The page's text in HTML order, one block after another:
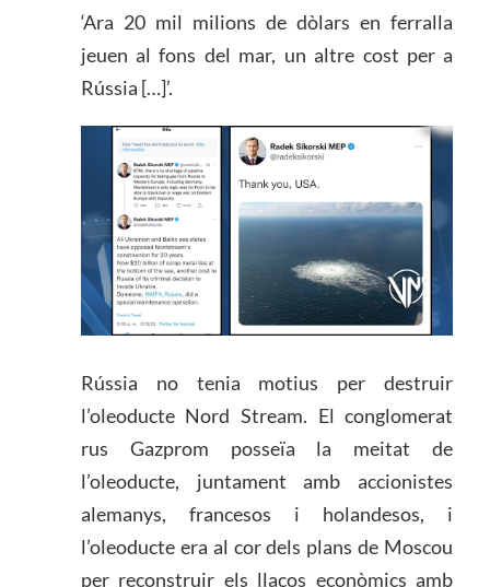
‘Ara 20 mil milions de dòlars en ferralla
jeuen al fons del mar, un altre cost per a
Rússia […]’.
Rússia no tenia motius per destruir
l’oleoducte Nord Stream. El conglomerat
rus Gazprom posseïa la meitat de
l’oleoducte, juntament amb accionistes
alemanys, francesos i holandesos, i
l’oleoducte era al cor dels plans de Moscou
per reconstruir els llaços econòmics amb